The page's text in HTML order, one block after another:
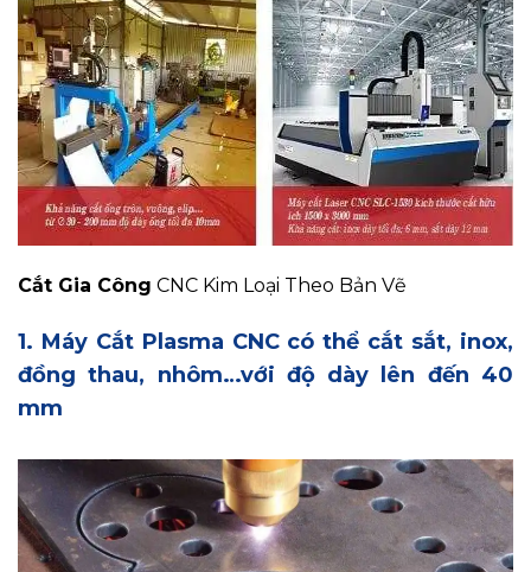
Cắt Gia Công CNC Kim Loại Theo Bản Vẽ
1. Máy Cắt Plasma CNC có thể cắt sắt, inox,
đồng thau, nhôm…với độ dày lên đến 40
mm